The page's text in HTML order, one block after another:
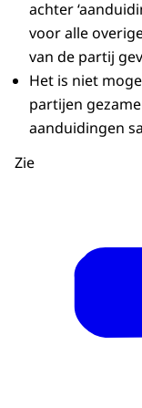
achter
voor alle
van de partij
Het is niet
partijen
aanduidingen
Zie